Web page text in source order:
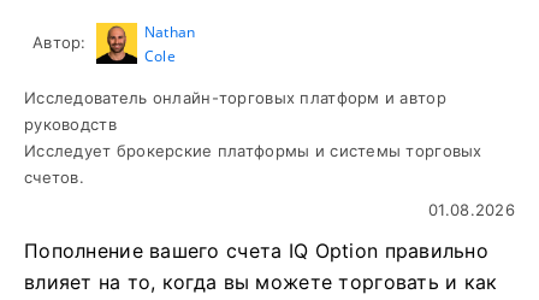
Автор:
Nathan
Cole
Исследователь онлайн-торговых платформ и автор
руководств
Исследует брокерские платформы и системы торговых
счетов.
01.08.2026
Пополнение вашего счета IQ Option правильно
влияет на то, когда вы можете торговать и как